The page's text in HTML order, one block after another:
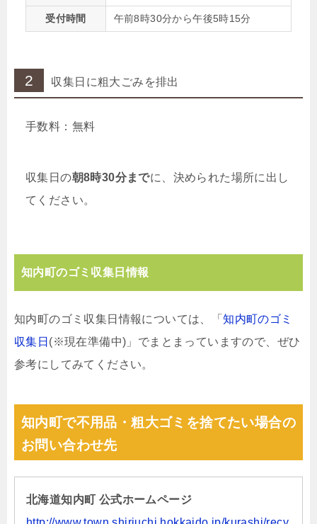
受付時間 午前8時30分から午後5時15分
2 収集日に粗大ごみを排出
手数料：無料
収集日の朝8時30分までに、決められた場所に出し
てください。
知内町のゴミ収集日情報
知内町のゴミ収集日情報については、「知内町のゴミ
収集日 (※現在準備中)」でまとまっていますので、ぜひ
参考にしてみてください。
知内町で不用品・粗大ゴミを捨てたい場合の
お問い合わせ先
北海道知内町 公式ホームページ